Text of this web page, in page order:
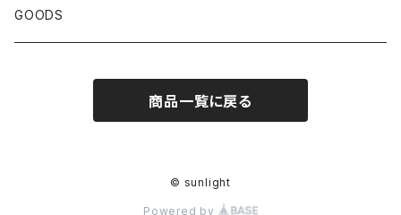
GOODS
商品一覧に戻る
© sunlight
Powered by